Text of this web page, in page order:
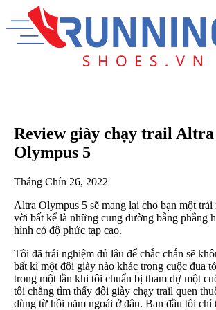
Review giày chạy trail Altra
Olympus 5
Tháng Chín 26, 2022
Altra Olympus 5 sẽ mang lại cho bạn một trải
vời bất kể là những cung đường bằng phẳng
hình có độ phức tạp cao.
Tôi đã trải nghiệm đủ lâu để chắc chắn sẽ
bất kì một đôi giày nào khác trong cuộc đua
trong một lần khi tôi chuẩn bị tham dự một
tôi chẳng tìm thấy đôi giày chạy trail quen
dùng từ hồi năm ngoái ở đâu. Ban đầu tôi chỉ